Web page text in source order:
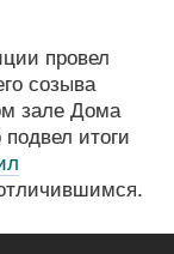
провел
созыва
зале Дома
итоги